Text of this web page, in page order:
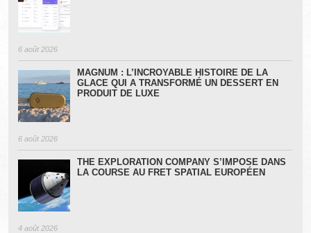
6 août 2026
MAGNUM : L’INCROYABLE HISTOIRE DE LA
GLACE QUI A TRANSFORMÉ UN DESSERT EN
PRODUIT DE LUXE
6 août 2026
THE EXPLORATION COMPANY S’IMPOSE DANS
LA COURSE AU FRET SPATIAL EUROPÉEN
4 août 2026